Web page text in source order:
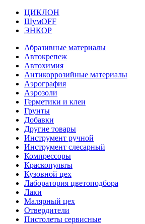
ЦИКЛОН
ШумOFF
ЭНКОР
Абразивные материалы
Автокрепеж
Автохимия
Антикоррозийные материалы
Аэрография
Аэрозоли
Герметики и клеи
Грунты
Добавки
Другие товары
Инструмент ручной
Инструмент слесарный
Компрессоры
Краскопульты
Кузовной цех
Лаборатория цветоподбора
Лаки
Малярный цех
Отвердители
Пистолеты сервисные